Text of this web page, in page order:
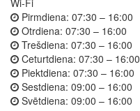
Pirmdiena: 07:30 – 16:00
Otrdiena: 07:30 – 16:00
Trešdiena: 07:30 – 16:00
Ceturtdiena: 07:30 – 16:00
Piektdiena: 07:30 – 16:00
Sestdiena: 09:00 – 16:00
Svētdiena: 09:00 – 16:00